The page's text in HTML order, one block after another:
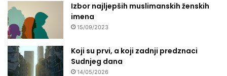
Izbor najljepših muslimanskih ženskih
imena
15/09/2023
Koji su prvi, a koji zadnji predznaci
Sudnjeg dana
14/05/2026